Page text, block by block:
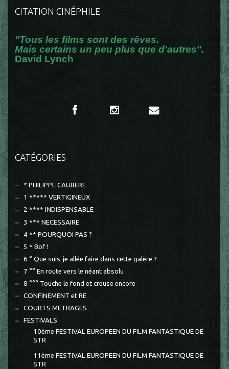
CITATION CINÉPHILE
"Tous les films sont des rêves.
Mais certains un peu plus que d'autres".
David Lynch
CATÉGORIES
* PHILIPPE CAUBERE
1 ***** VERTIGINEUX
2 **** INDISPENSABLE
3 *** NECESSAIRE
4 ** POURQUOI PAS ?
5 * Bof !
6 ° Que suis-je allée faire dans cette galère ?
7 °° En route vers le néant absolu
8 °°° Touche le fond et creuse encore
CONFINEMENT et RE
COURTS METRAGES
FESTIVALS
10ème FESTIVAL EUROPEEN DU FILM FANTASTIQUE DE
STR
11ème FESTIVAL EUROPEEN DU FILM FANTASTIQUE DE
STR